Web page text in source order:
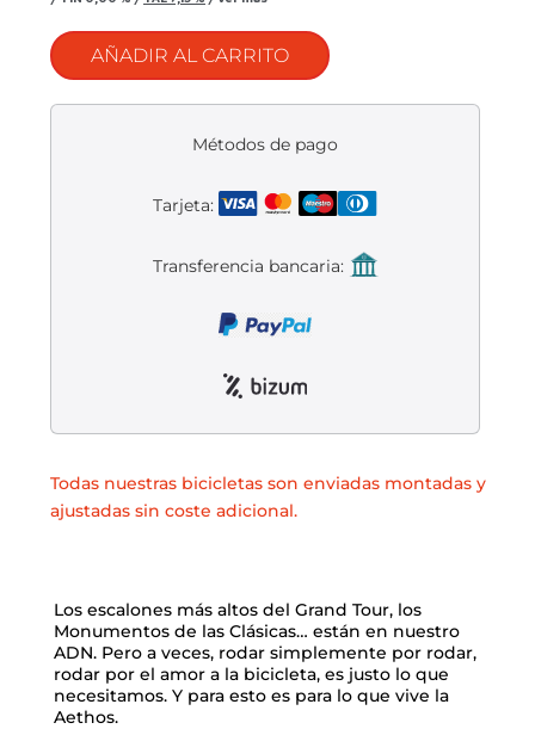
Mantenimiento de bicicletas
AÑADIR AL CARRITO
Métodos de pago
Tarjeta:
Transferencia bancaria:
Todas nuestras bicicletas son enviadas montadas y
ajustadas sin coste adicional.
Los escalones más altos del Grand Tour, los
Monumentos de las Clásicas… están en nuestro
ADN. Pero a veces, rodar simplemente por rodar,
rodar por el amor a la bicicleta, es justo lo que
necesitamos. Y para esto es para lo que vive la
Aethos.